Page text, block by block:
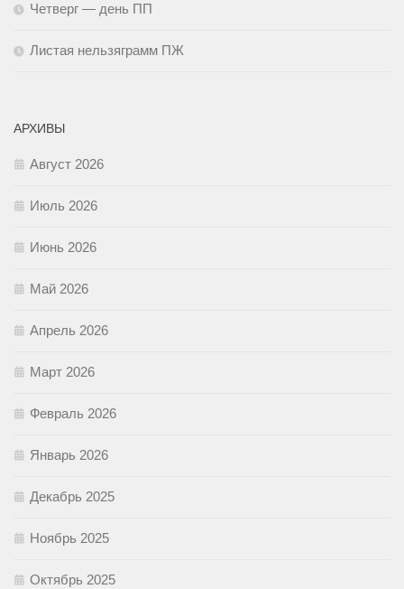
Четверг — день ПП
Листая нельзяграмм ПЖ
АРХИВЫ
Август 2026
Июль 2026
Июнь 2026
Май 2026
Апрель 2026
Март 2026
Февраль 2026
Январь 2026
Декабрь 2025
Ноябрь 2025
Октябрь 2025